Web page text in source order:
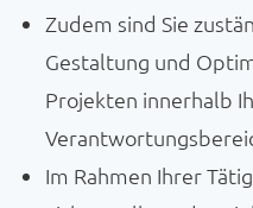
Zudem sind Sie
Gestaltung und
Projekten innerhalb
Im Rahmen Ihrer